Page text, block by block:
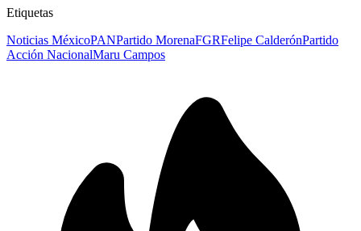
Etiquetas
Noticias MéxicoPANPartido MorenaFGRFelipe CalderónPartido
Acción NacionalMaru Campos